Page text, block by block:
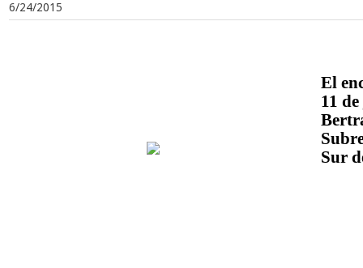
6/24/2015
El
11
Sur